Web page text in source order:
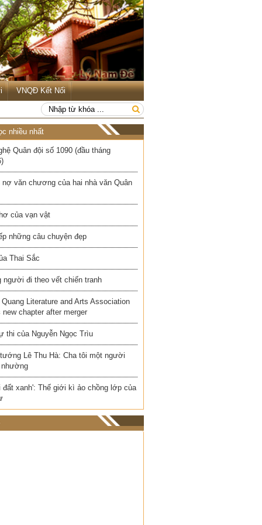
VNQĐ Kết Nối
nhiều nhất
Quân đội số 1090 (đầu tháng
nợ văn chương của hai nhà văn Quân
của vạn vật
những câu chuyện đẹp
Thai Sắc
người đi theo vết chiến tranh
Literature and Arts Association
new chapter after merger
thi của Nguyễn Ngọc Trìu
Lê Thu Hà: Cha tôi một người
nhường
đất xanh': Thế giới kì ảo chồng lớp của